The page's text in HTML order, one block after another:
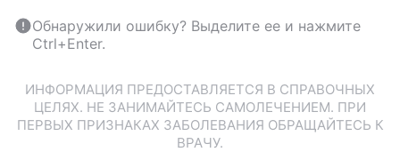
Обнаружили ошибку? Выделите ее и нажмите
Ctrl+Enter.
ИНФОРМАЦИЯ ПРЕДОСТАВЛЯЕТСЯ В СПРАВОЧНЫХ
ЦЕЛЯХ. НЕ ЗАНИМАЙТЕСЬ САМОЛЕЧЕНИЕМ. ПРИ
ПЕРВЫХ ПРИЗНАКАХ ЗАБОЛЕВАНИЯ ОБРАЩАЙТЕСЬ К
ВРАЧУ.